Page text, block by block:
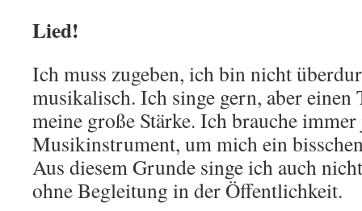
Lied!
Ich muss zugeben, ich bin nicht
musikalisch. Ich singe gern, aber
meine große Stärke. Ich brauche
Musikinstrument, um mich ein
Aus diesem Grunde singe ich auch
ohne Begleitung in der Öffentlichkeit.